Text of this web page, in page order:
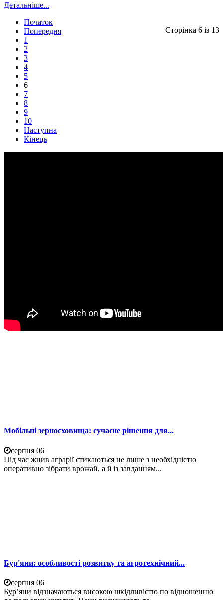
Детальніше...
Сторінка 6 із 13
Початок
Попередня
1
2
3
4
5
6
7
8
9
10
Наступна
Кінець
Мобільні зерносховища: сучасне рішення для...
серпня 06
Під час жнив аграрії стикаються не лише з необхідністю
оперативно зібрати врожай, а й із завданням...
Бур'яни: особливості розвитку та агротехнічний...
серпня 06
Бур’яни відзначаються високою шкідливістю по відношенню